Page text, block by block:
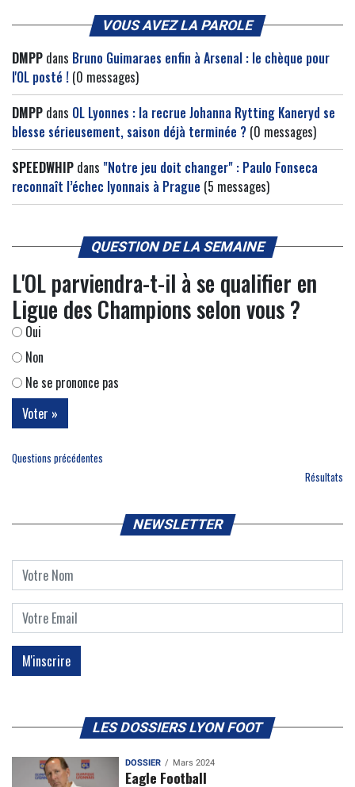
VOUS AVEZ LA PAROLE
DMPP dans Bruno Guimaraes enfin à Arsenal : le chèque pour
l'OL posté ! (0 messages)
DMPP dans OL Lyonnes : la recrue Johanna Rytting Kaneryd se
blesse sérieusement, saison déjà terminée ? (0 messages)
SPEEDWHIP dans "Notre jeu doit changer" : Paulo Fonseca
reconnaît l’échec lyonnais à Prague (5 messages)
QUESTION DE LA SEMAINE
L'OL parviendra-t-il à se qualifier en
Ligue des Champions selon vous ?
Oui
Non
Ne se prononce pas
Questions précédentes
Résultats
NEWSLETTER
LES DOSSIERS LYON FOOT
DOSSIER Mars 2024
Eagle Football